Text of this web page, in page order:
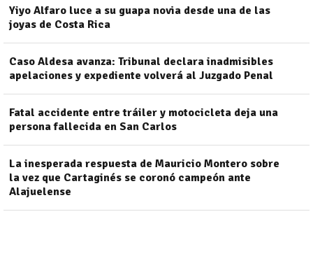
Yiyo Alfaro luce a su guapa novia desde una de las
joyas de Costa Rica
Caso Aldesa avanza: Tribunal declara inadmisibles
apelaciones y expediente volverá al Juzgado Penal
Fatal accidente entre tráiler y motocicleta deja una
persona fallecida en San Carlos
La inesperada respuesta de Mauricio Montero sobre
la vez que Cartaginés se coronó campeón ante
Alajuelense